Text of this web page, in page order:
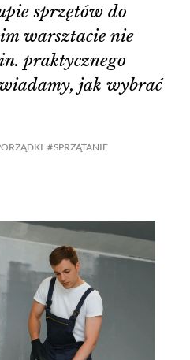
SPRZĄTANIE
sprzętów do
warsztacie nie
praktycznego
jak wybrać